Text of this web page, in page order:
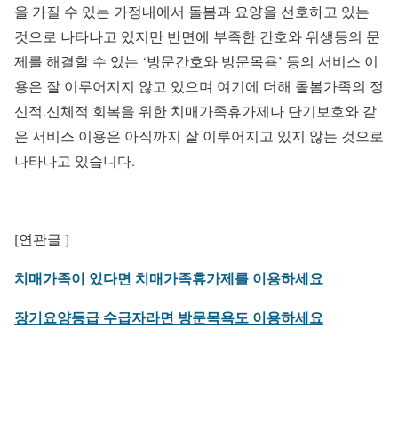
을 가질 수 있는 가정내에서 돌봄과 요양을 선호하고 있는
것으로 나타나고 있지만 반면에 부족한 간호와 위생등의 문
제를 해결할 수 있는 ‘방문간호와 방문목욕’ 등의 서비스 이
용은 잘 이루어지지 않고 있으며 여기에 더해 돌봄가족의 정
신적.신체적 회복을 위한 치매가족휴가제나 단기보호와 같
은 서비스 이용은 아직까지 잘 이루어지고 있지 않는 것으로
나타나고 있습니다.
[연관글 ]
치매가족이 있다면 치매가족휴가제를 이용하세요
장기요양등급 수급자라면 방문목욕도 이용하세요